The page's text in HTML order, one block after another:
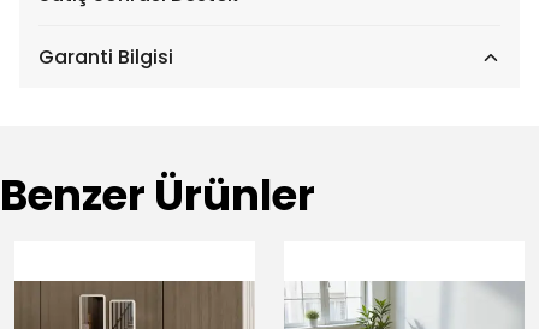
Garanti Bilgisi
Benzer Ürünler